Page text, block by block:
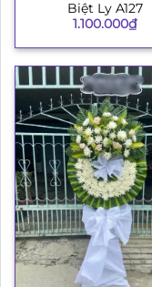
Biệt Ly A127
1.100.000₫